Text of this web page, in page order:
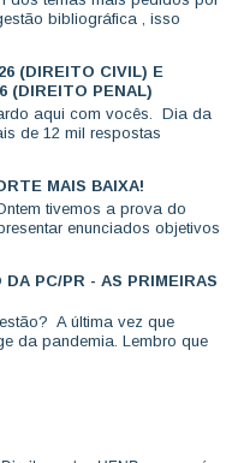
bibliográfica , isso
(DIREITO CIVIL) E
(DIREITO PENAL)
aqui com vocês. Dia da
de 12 mil respostas
MAIS BAIXA!
tivemos a prova do
enunciados objetivos
PC/PR - AS PRIMEIRAS
A última vez que
da pandemia. Lembro que